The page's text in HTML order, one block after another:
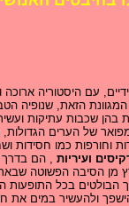
עם היסטוריה
הזאת, שנופיה
בהן שכבות עתיקות
של הערים הגדולות,
וחורפות כמו
ועיריות , הם בדרך
הסיבה הפשוטה
הבולטים בכל התופעות
ולהעשיר במים את